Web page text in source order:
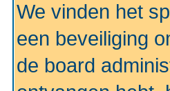
We vinden het
een beveiliging
de board